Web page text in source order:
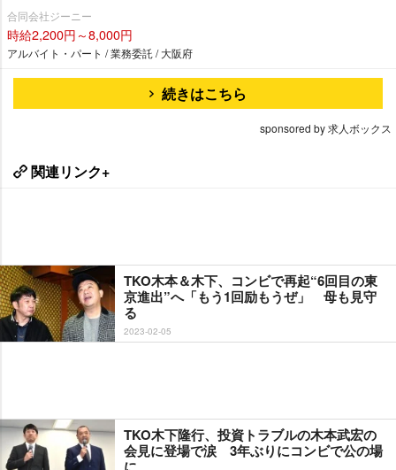
合同会社ジーニー
時給2,200円～8,000円
アルバイト・パート / 業務委託 / 大阪府
続きはこちら
sponsored by 求人ボックス
関連リンク+
TKO木本＆木下、コンビで再起“6回目の東
京進出”へ「もう1回励もうぜ」 母も見守
る
2023-02-05
TKO木下隆行、投資トラブルの木本武宏の
会見に登場で涙 3年ぶりにコンビで公の場